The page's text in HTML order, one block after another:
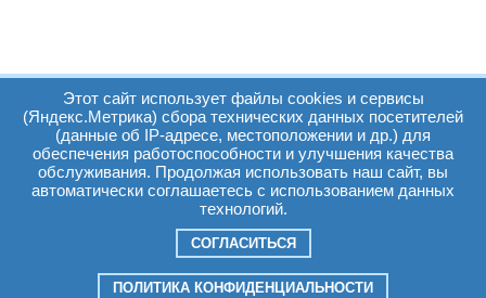
Часы работы:
Суб. Воскр. вых.
Томск, пр. Ленина г,
д. 159
Этот сайт использует файлы cookies и сервисы
(Яндекс.Метрика) сбора технических данных посетителей
(данные об IP-адресе, местоположении и др.) для
обеспечения работоспособности и улучшения качества
обслуживания. Продолжая использовать наш сайт, вы
автоматически соглашаетесь с использованием данных
технологий.
СОГЛАСИТЬСЯ
ПОЛИТИКА КОНФИДЕНЦИАЛЬНОСТИ